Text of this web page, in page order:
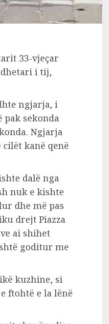
33-vjeçar
i tij,
ngjarja, i
pak sekonda
Ngjarja
kanë qenë
dalë nga
nuk e kishte
dhe më pas
drejt Piazza
ai shihet
goditur me
kuzhine, si
ftohtë e la lënë